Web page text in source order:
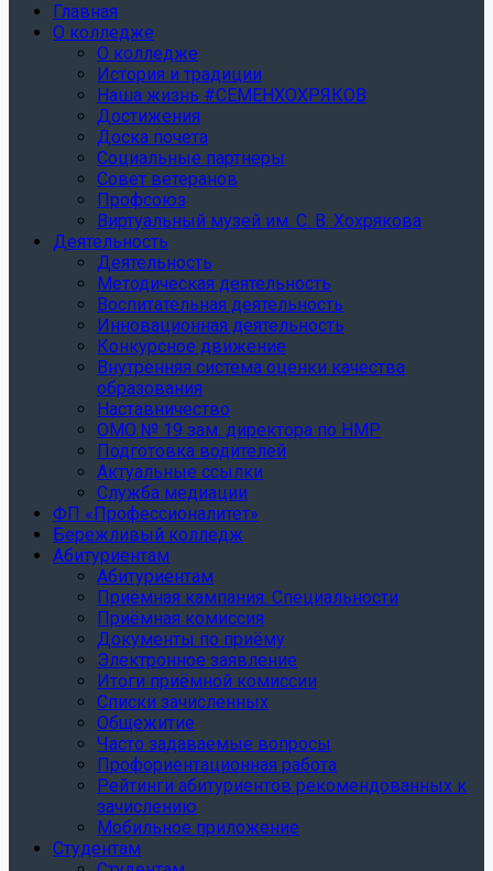
Главная
О колледже
О колледже
История и традиции
Наша жизнь #СЕМЕНХОХРЯКОВ
Достижения
Доска почета
Социальные партнеры
Совет ветеранов
Профсоюз
Виртуальный музей им. С. В. Хохрякова
Деятельность
Деятельность
Методическая деятельность
Воспитательная деятельность
Инновационная деятельность
Конкурсное движение
Внутренняя система оценки качества
образования
Наставничество
ОМО № 19 зам. директора по НМР
Подготовка водителей
Актуальные ссылки
Служба медиации
ФП «Профессионалитет»
Бережливый колледж
Абитуриентам
Абитуриентам
Приёмная кампания. Специальности
Приёмная комиссия
Документы по приёму
Электронное заявление
Итоги приёмной комиссии
Списки зачисленных
Общежитие
Часто задаваемые вопросы
Профориентационная работа
Рейтинги абитуриентов рекомендованных к
зачислению
Мобильное приложение
Студентам